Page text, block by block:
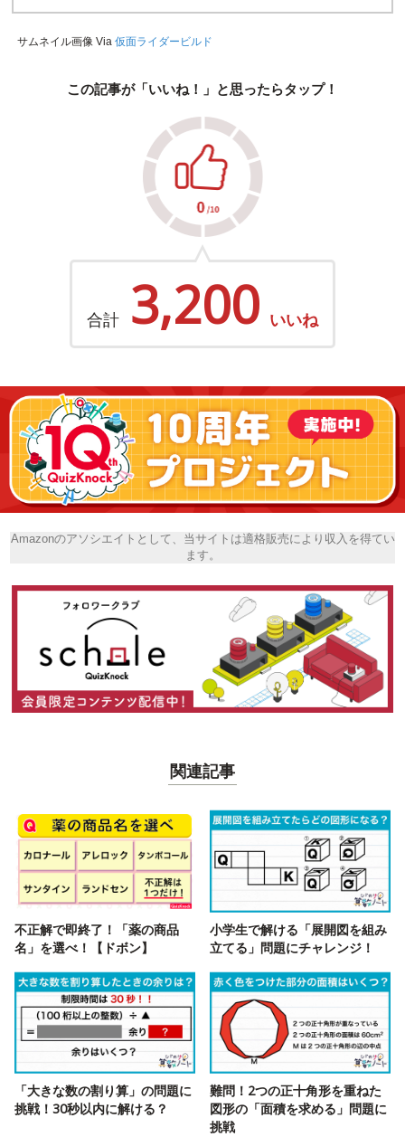
サムネイル画像 Via 仮面ライダービルド
この記事が「いいね！」と思ったらタップ！
合計 3,200 いいね
Amazonのアソシエイトとして、当サイトは適格販売により収入を得てい
ます。
関連記事
不正解で即終了！「薬の商品
名」を選べ！【ドボン】
小学生で解ける「展開図を組み
立てる」問題にチャレンジ！
「大きな数の割り算」の問題に
挑戦！30秒以内に解ける？
難問！2つの正十角形を重ねた
図形の「面積を求める」問題に
挑戦